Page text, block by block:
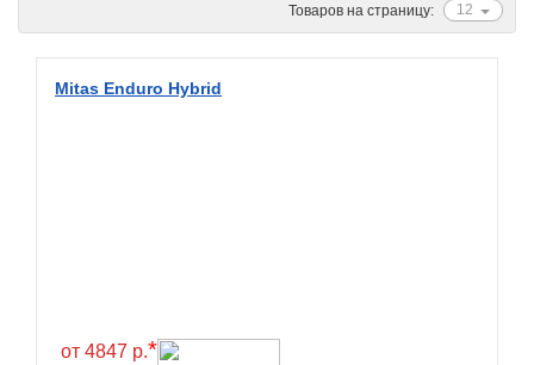
Pirelli
Sunchase
12
Товаров на страницу:
Mitas Enduro Hybrid
от 4847 р.*